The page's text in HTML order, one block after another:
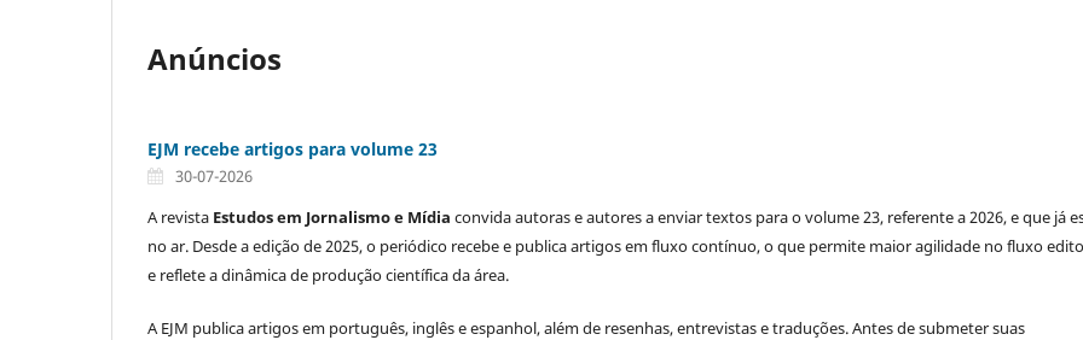
Anúncios
EJM recebe artigos para volume 23
30-07-2026
A revista Estudos em Jornalismo e Mídia convida autoras e autores a enviar textos para o volume 23, referente a 2026, e que já
no ar. Desde a edição de 2025, o periódico recebe e publica artigos em fluxo contínuo, o que permite maior agilidade no fluxo
e reflete a dinâmica de produção científica da área.
A EJM publica artigos em português, inglês e espanhol, além de resenhas, entrevistas e traduções. Antes de submeter suas